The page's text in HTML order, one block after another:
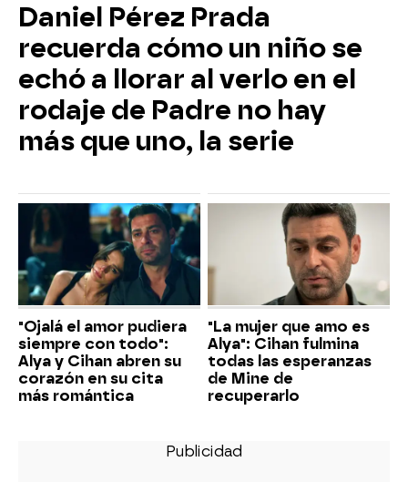
Daniel Pérez Prada
recuerda cómo un niño se
echó a llorar al verlo en el
rodaje de Padre no hay
más que uno, la serie
"Ojalá el amor pudiera
siempre con todo":
Alya y Cihan abren su
corazón en su cita
más romántica
"La mujer que amo es
Alya": Cihan fulmina
todas las esperanzas
de Mine de
recuperarlo